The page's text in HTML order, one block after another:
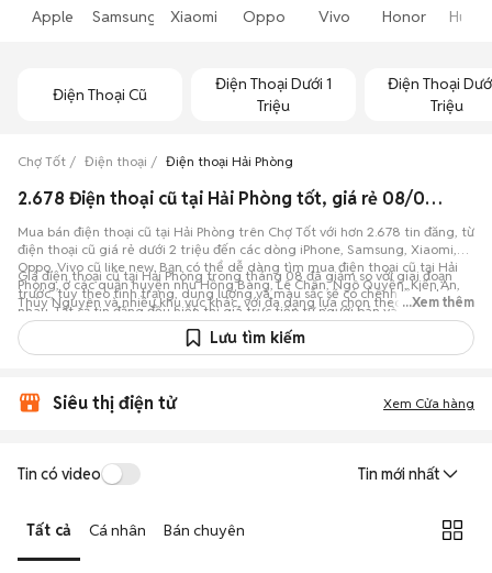
Apple Samsung Xiaomi Oppo Vivo Honor
Điện Thoại Cũ
Điện Thoại Dưới 1
Triệu
Điện Thoại
Triệu
Chợ Tốt Điện thoại Điện thoại Hải Phòng
2.678 Điện thoại cũ tại Hải Phòng tốt, giá rẻ 08/08/2026
Mua bán điện thoại cũ tại Hải Phòng trên Chợ Tốt với hơn 2.678 tin đăng, từ
điện thoại cũ giá rẻ dưới 2 triệu đến các dòng iPhone, Samsung, Xiaomi,
Oppo, Vivo cũ like new. Bạn có thể dễ dàng tìm mua điện thoại cũ tại Hải
Phòng, ở các quận huyện như Hồng Bàng, Lê Chân, Ngô Quyền, Kiến An,
Thủy Nguyên và nhiều khu vực khác, với đa dạng lựa chọn theo thương
hiệu, khoảng giá, dung lượng và độ mới của máy.
Giá điện thoại cũ tại Hải Phòng trong tháng 08 đã giảm so với giai đoạn
trước, tùy theo tình trạng, dung lượng và màu sắc sẽ có chênh lệch khác
nhau. Tất cả tin đăng đều hiển thị giá trực tiếp từ người bán và hỗ trợ lọc
theo khu vực, mức giá, dung lượng, màu sắc, tình trạng máy, giúp việc
mua bán điện thoại cũ tại Hải Phòng nhanh gọn, minh bạch. Cập nhật giá và
...Xem thêm
Lưu tìm kiếm
Siêu thị điện tử Xem Cửa hàng
Tin có video Tin mới nhất
Tất cả Cá nhân Bán chuyên